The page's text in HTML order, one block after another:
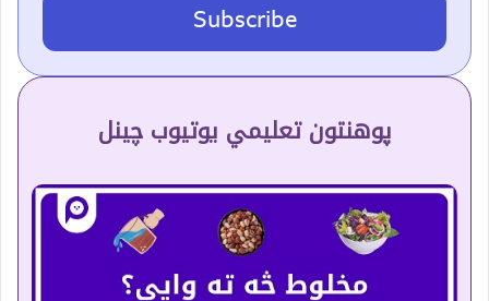
Subscribe
پوهنتون تعلیمي یوتیوب چینل